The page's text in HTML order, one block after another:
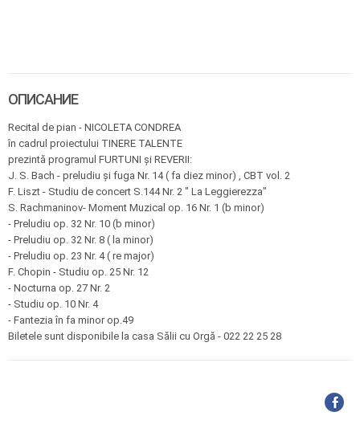
ОПИСАНИЕ
Recital de pian - NICOLETA CONDREA
în cadrul proiectului TINERE TALENTE
prezintă programul FURTUNI și REVERII:
J. S. Bach - preludiu și fuga Nr. 14 ( fa diez minor) , CBT vol. 2
F. Liszt - Studiu de concert S.144 Nr. 2 " La Leggierezza"
S. Rachmaninov- Moment Muzical op. 16 Nr. 1 (b minor)
- Preludiu op. 32 Nr. 10 (b minor)
- Preludiu op. 32 Nr. 8 ( la minor)
- Preludiu op. 23 Nr. 4 ( re major)
F. Chopin - Studiu op. 25 Nr. 12
- Nocturna op. 27 Nr. 2
- Studiu op. 10 Nr. 4
- Fantezia în fa minor op.49
Biletele sunt disponibile la casa Sălii cu Orgă - 022 22 25 28